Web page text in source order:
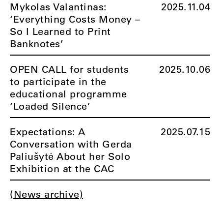
Mykolas Valantinas:
‘Everything Costs Money –
So I Learned to Print
Banknotes’
2025.11.04
OPEN CALL for students
to participate in the
educational programme
‘Loaded Silence’
2025.10.06
Expectations: A
Conversation with Gerda
Paliušytė About her Solo
Exhibition at the CAC
2025.07.15
(News archive)